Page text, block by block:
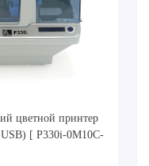
цветной принтер
[ P330i-0M10C-